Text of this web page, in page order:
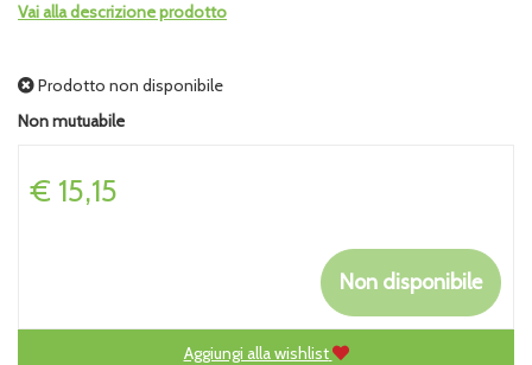
Vai alla descrizione prodotto
Prodotto non disponibile
Non mutuabile
Prezzo
€ 15,15
Non disponibile
Aggiungi alla wishlist